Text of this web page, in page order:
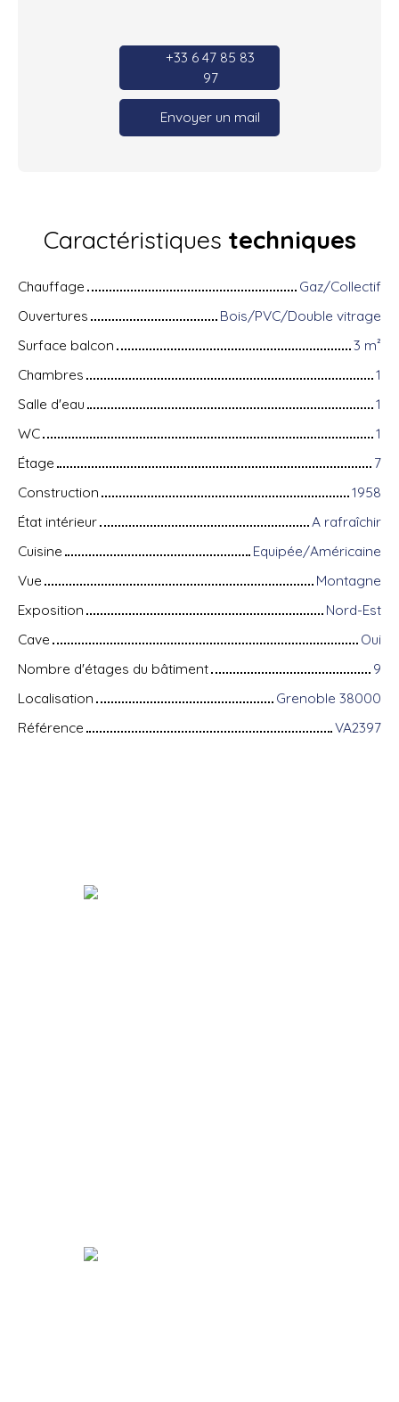
+33 6 47 85 83
97
Envoyer un mail
Caractéristiques techniques
Chauffage
Gaz/Collectif
Ouvertures
Bois/PVC/Double vitrage
Surface balcon
3 m²
Chambres
1
Salle d'eau
1
WC
1
Étage
7
Construction
1958
État intérieur
A rafraîchir
Cuisine
Equipée/Américaine
Vue
Montagne
Exposition
Nord-Est
Cave
Oui
Nombre d'étages du bâtiment
9
Localisation
Grenoble 38000
Référence
VA2397